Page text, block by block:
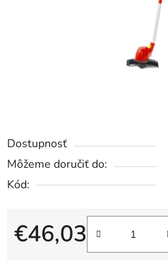
Dostupnosť
Môžeme doručiť do:
Kód:
€46,03
Jednotková cena: